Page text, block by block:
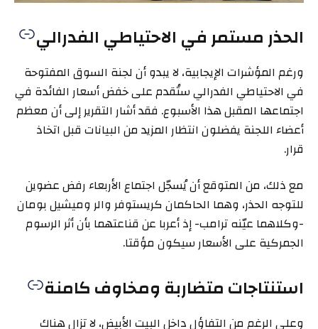
الحذر مستمر في الاحتياطي الفدرالي
ورغم المؤشرات الإيجابية، لا يبدو أن لجنة السوق المفتوحة
في الاحتياطي الفدرالي ستُقدم على خفض أسعار الفائدة في
اجتماعها المقبل هذا الأسبوع. فقد أشار التقرير إلى أن معظم
أعضاء اللجنة يفضلون انتظار المزيد من البيانات قبل اتخاذ
قرار.
مع ذلك، من المتوقع أن يُسجّل اجتماع الأربعاء رفض عضوين
للتوجه الحذر، وهما الحاكمان كريستوفر والر وميشيل بومان
-وكلاهما عيّنه ترامب- إذ أعربا عن قناعتهما بأن أثر الرسوم
الجمركية على الأسعار سيكون مؤقتا.
استنتاجات متضاربة ومخاوف كامنة
وعلى الرغم من التفاؤل داخل البيت الأبيض، لا تزال هناك